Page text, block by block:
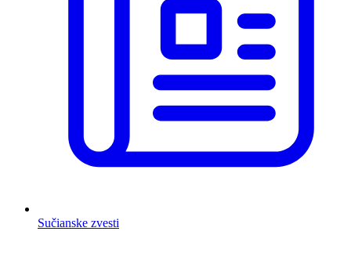
Sučianske zvesti